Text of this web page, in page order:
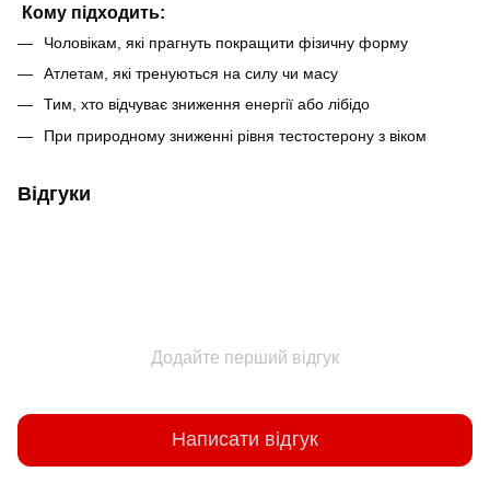
Кому підходить:
Чоловікам, які прагнуть покращити фізичну форму
Атлетам, які тренуються на силу чи масу
Тим, хто відчуває зниження енергії або лібідо
При природному зниженні рівня тестостерону з віком
Відгуки
Додайте перший відгук
Написати відгук